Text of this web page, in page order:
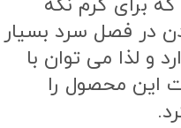
که برای گرم نگه
در فصل سرد بسیار
و لذا می توان با
این محصول را